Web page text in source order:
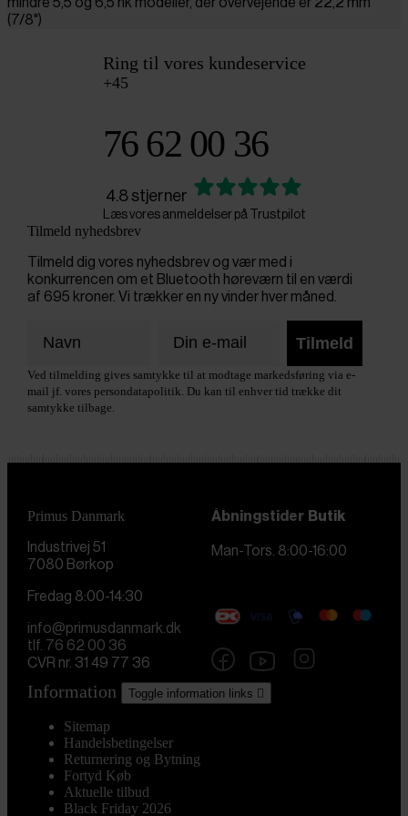
(7/8")
Ring til vores kundeservice
+45
76 62 00 36
4.8 stjerner
Læs vores anmeldelser på Trustpilot
Tilmeld nyhedsbrev
Tilmeld dig vores nyhedsbrev og vær med i
konkurrencen om et Bluetooth høreværn til en værdi
af 695 kroner. Vi trækker en ny vinder hver måned.
Tilmeld
Ved tilmelding gives samtykke til at modtage markedsføring via e-
mail jf. vores persondatapolitik. Du kan til enhver tid trække dit
samtykke tilbage.
Primus Danmark
Industrivej 51
7080 Børkop
Åbningstider Butik
Man-Tors. 8:00-16:00
Fredag 8:00-14:30
info@primusdanmark.dk
tlf. 76 62 00 36
CVR nr. 31 49 77 36
Information Toggle information links 
Sitemap
Handelsbetingelser
Returnering og Bytning
Fortyd Køb
Aktuelle tilbud
Black Friday 2026